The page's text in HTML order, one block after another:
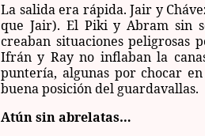
La salida era rápida. Jair y
que Jair). El Piki y Abram sin
creaban situaciones peligrosas
Ifrán y Ray no inflaban la
puntería, algunas por chocar
buena posición del guardavallas.
Atún sin abrelatas…